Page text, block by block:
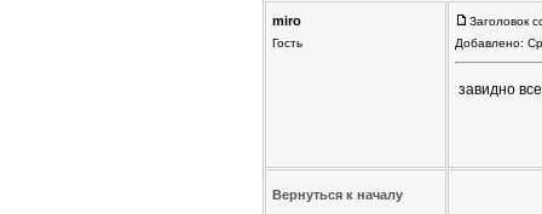
miro
Гость
Заголовок
Добавлено:
завидно
Вернуться к началу